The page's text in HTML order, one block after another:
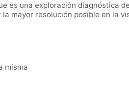
es una exploración diagnóstica
mayor resolución posible en la
misma